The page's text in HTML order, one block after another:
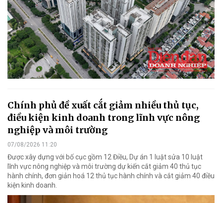
Chính phủ đề xuất cắt giảm nhiều thủ tục,
điều kiện kinh doanh trong lĩnh vực nông
nghiệp và môi trường
07/08/2026 11:20
Được xây dựng với bố cục gồm 12 Điều, Dự án 1 luật sửa 10 luật
lĩnh vực nông nghiệp và môi trường dự kiến cắt giảm 40 thủ tục
hành chính, đơn giản hoá 12 thủ tục hành chính và cắt giảm 40 điều
kiện kinh doanh.